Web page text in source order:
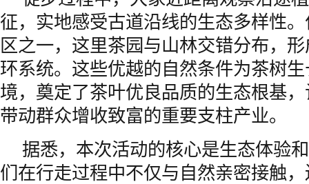
征，实地感受古道沿线的生态多样性
区之一，这里茶园与山林交错分布，
环系统。这些优越的自然条件为茶树
境，奠定了茶叶优良品质的生态根基
带动群众增收致富的重要支柱产业。
据悉，本次活动的核心是生态体验
们在行走过程中不仅与自然亲密接触